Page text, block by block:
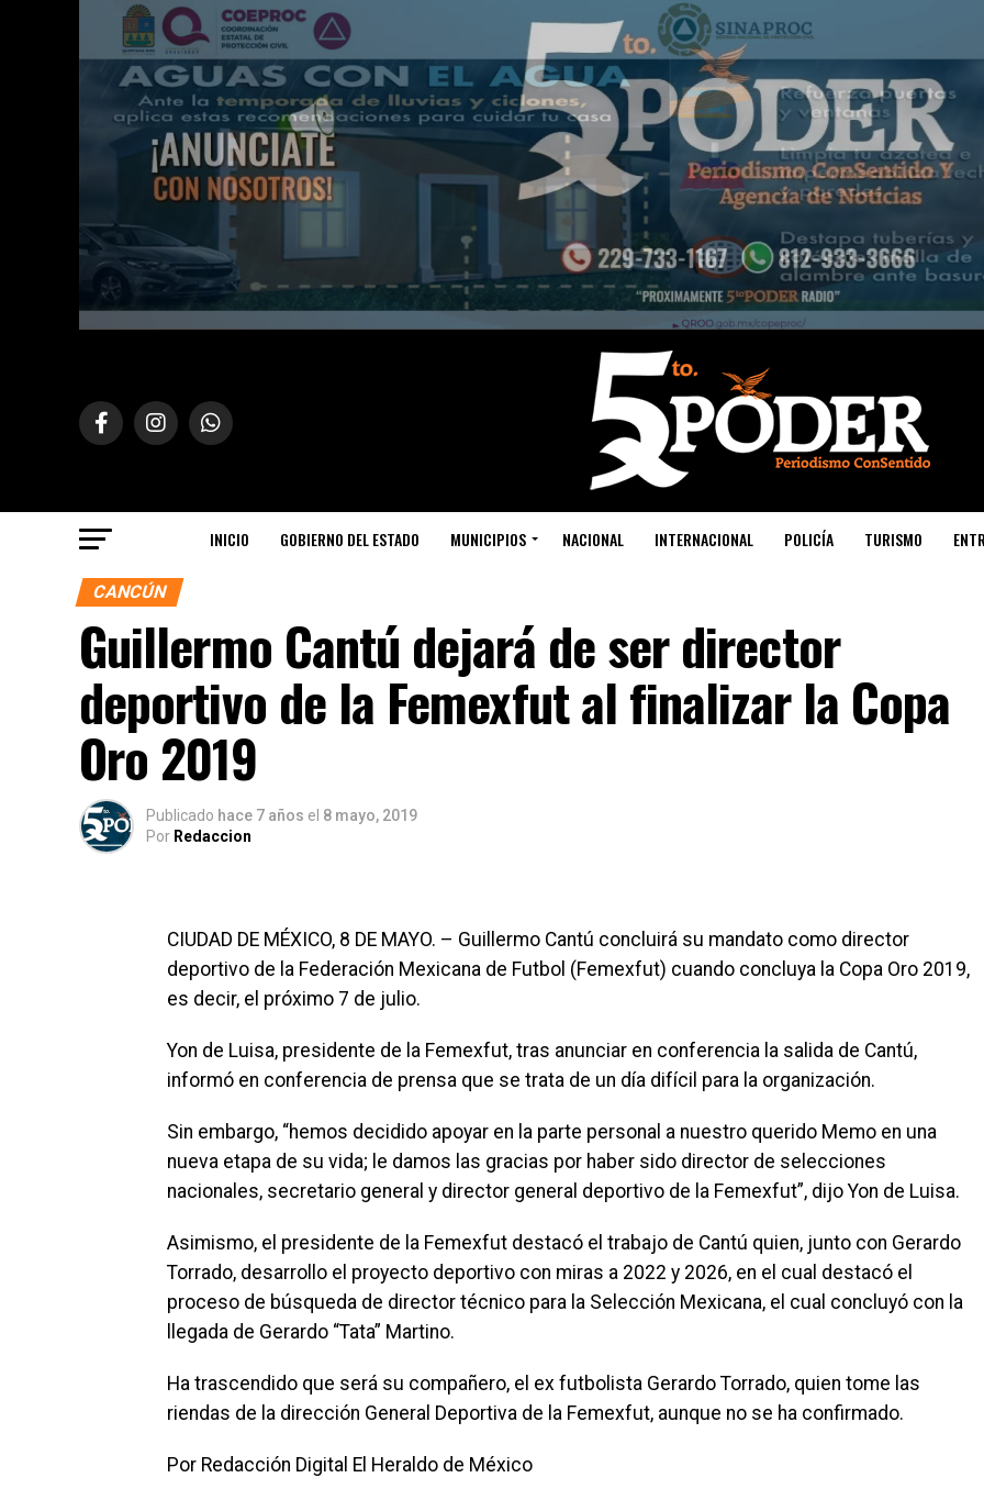
INICIO GOBIERNO DEL ESTADO MUNICIPIOS NACIONAL INTERNACIONAL POLICÍA TURISMO
CANCÚN
Guillermo Cantú dejará de ser director
deportivo de la Femexfut al finalizar la Copa
Oro 2019
Publicado hace 7 años el 8 mayo, 2019
Por Redaccion
CIUDAD DE MÉXICO, 8 DE MAYO. – Guillermo Cantú concluirá su mandato como director
deportivo de la Federación Mexicana de Futbol (Femexfut) cuando concluya la Copa Oro 2019,
es decir, el próximo 7 de julio.
Yon de Luisa, presidente de la Femexfut, tras anunciar en conferencia la salida de Cantú,
informó en conferencia de prensa que se trata de un día difícil para la organización.
Sin embargo, “hemos decidido apoyar en la parte personal a nuestro querido Memo en una
nueva etapa de su vida; le damos las gracias por haber sido director de selecciones
nacionales, secretario general y director general deportivo de la Femexfut”, dijo Yon de Luisa.
Asimismo, el presidente de la Femexfut destacó el trabajo de Cantú quien, junto con Gerardo
Torrado, desarrollo el proyecto deportivo con miras a 2022 y 2026, en el cual destacó el
proceso de búsqueda de director técnico para la Selección Mexicana, el cual concluyó con la
llegada de Gerardo “Tata” Martino.
Ha trascendido que será su compañero, el ex futbolista Gerardo Torrado, quien tome las
riendas de la dirección General Deportiva de la Femexfut, aunque no se ha confirmado.
Por Redacción Digital El Heraldo de México